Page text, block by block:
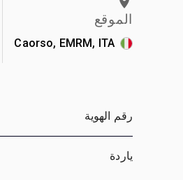
الموقع
Caorso, EMRM, ITA
رقم الهوية
ياردة